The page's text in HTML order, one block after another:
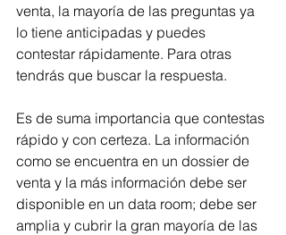
venta, la mayoría de las preguntas ya
lo tiene anticipadas y puedes
contestar rápidamente. Para otras
tendrás que buscar la respuesta.
Es de suma importancia que contestas
rápido y con certeza. La información
como se encuentra en un dossier de
venta y la más información debe ser
disponible en un data room; debe ser
amplia y cubrir la gran mayoría de las